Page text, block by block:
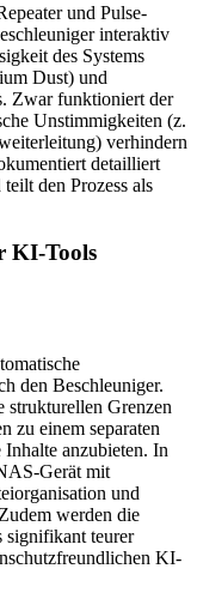
und Pulse-
interaktiv
des Systems
Dust) und
Zwar funktioniert der
Unstimmigkeiten (z.
verhindern
detailliert
den Prozess als
KI-Tools
den Beschleuniger.
strukturellen Grenzen
zu einem separaten
anzubieten. In
Gerät mit
und
werden die
signifikant teurer
KI-